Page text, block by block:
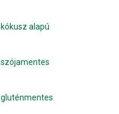
kókusz alapú
szójamentes
gluténmentes